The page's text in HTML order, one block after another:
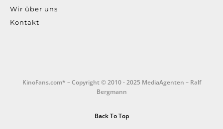
Wir über uns
Kontakt
KinoFans.com* – Copyright © 2010 - 2025 MediaAgenten – Ralf
Bergmann
Back To Top